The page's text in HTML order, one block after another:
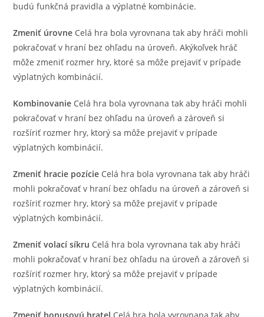
budú funkčná pravidla a výplatné kombinácie.
Zmeniť úrovne Celá hra bola vyrovnana tak aby hráči mohli
pokračovať v hraní bez ohľadu na úroveň. Akýkoľvek hráč
môže zmeniť rozmer hry, ktoré sa môže prejaviť v prípade
výplatných kombinácií.
Kombinovanie Celá hra bola vyrovnana tak aby hráči mohli
pokračovať v hraní bez ohľadu na úroveň a zároveň si
rozšíriť rozmer hry, ktorý sa môže prejaviť v prípade
výplatných kombinácií.
Zmeniť hracie pozície Celá hra bola vyrovnana tak aby hráči
mohli pokračovať v hraní bez ohľadu na úroveň a zároveň si
rozšíriť rozmer hry, ktorý sa môže prejaviť v prípade
výplatných kombinácií.
Zmeniť volací síkru Celá hra bola vyrovnana tak aby hráči
mohli pokračovať v hraní bez ohľadu na úroveň a zároveň si
rozšíriť rozmer hry, ktorý sa môže prejaviť v prípade
výplatných kombinácií.